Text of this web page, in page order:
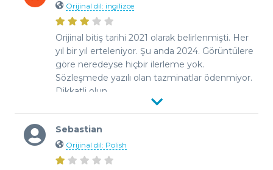
Orijinal dil: ingilizce
Orijinal bitiş tarihi 2021 olarak belirlenmişti. Her
yıl bir yıl erteleniyor. Şu anda 2024. Görüntülere
göre neredeyse hiçbir ilerleme yok.
Sözleşmede yazılı olan tazminatlar ödenmiyor.
Dikkatli olun.
Sebastian
Orijinal dil: Polish